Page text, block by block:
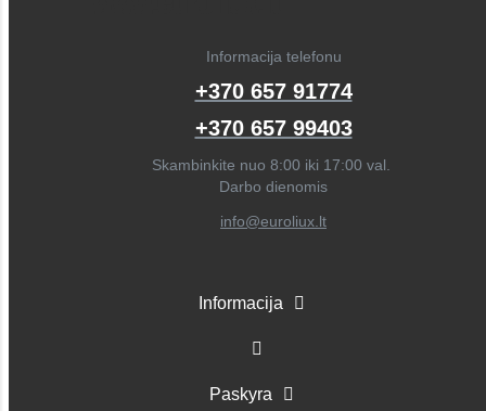
Informacija telefonu
+370 657 91774
+370 657 99403
Skambinkite nuo 8:00 iki 17:00 val.
Darbo dienomis
info@euroliux.lt
Informacija
Paskyra